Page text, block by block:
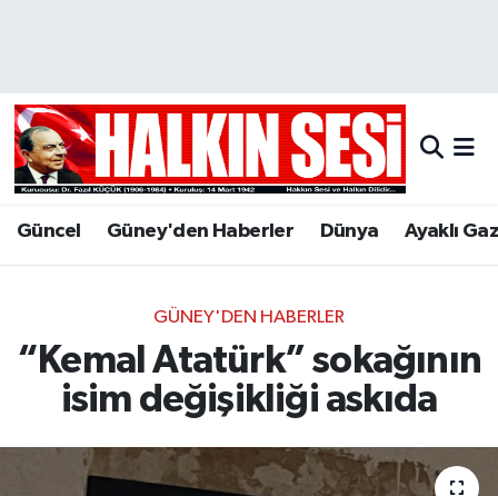
Güncel Güney'den Haberler Dünya Ayaklı
GÜNEY'DEN HABERLER
“Kemal Atatürk” sokağının
isim değişikliği askıda
Hava Durumu
Trafik Durumu
Tüm Manşetler
Son Dakika Haberleri